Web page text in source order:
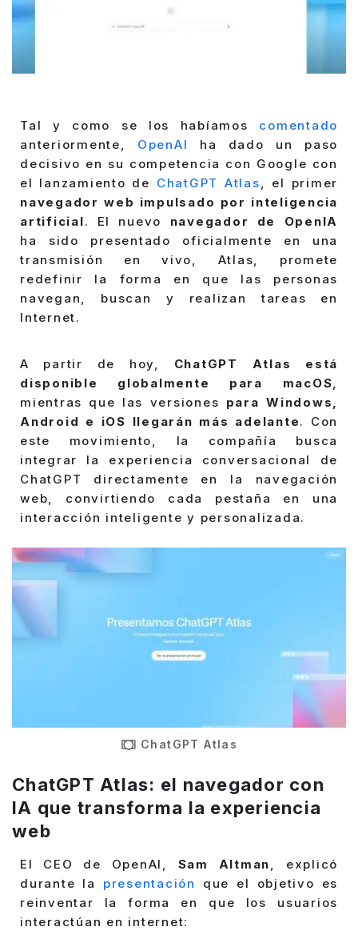
Tal y como se los habíamos comentado
anteriormente, OpenAI
ha dado un paso
decisivo en su competencia con Google con
el lanzamiento de ChatGPT Atlas, el primer
navegador web impulsado por inteligencia
artificial. El nuevo navegador de OpenIA
ha sido presentado oficialmente en una
transmisión en vivo, Atlas, promete
redefinir la forma en que las personas
navegan, buscan y realizan tareas en
Internet.
A partir de hoy, ChatGPT Atlas está
disponible globalmente para macOS,
mientras que las versiones para Windows,
Android e iOS llegarán más adelante. Con
este movimiento, la compañía busca
integrar la experiencia conversacional de
ChatGPT directamente en la navegación
web, convirtiendo cada pestaña en una
interacción inteligente y personalizada.
ChatGPT Atlas
ChatGPT Atlas: el navegador con
IA que transforma la experiencia
web
El CEO de OpenAI, Sam Altman, explicó
durante la presentación
que el objetivo es
reinventar la forma en que los usuarios
interactúan en internet: